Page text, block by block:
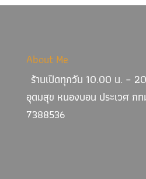
About Me
ร้านเปิดทุกวัน 10.00 น. –
อุดมสุข หนองบอน ประเวศ ก
7388536